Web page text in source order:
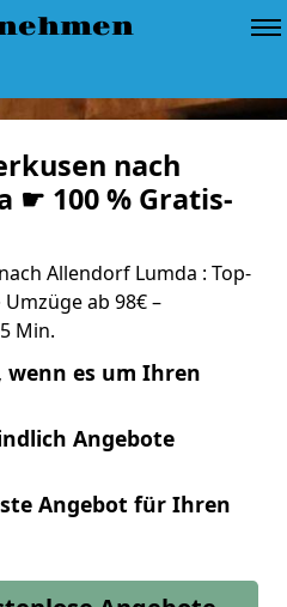
nach
☛ 100 % Gratis-
Allendorf Lumda : Top-
ab 98€ –
Min.
es um Ihren
Angebote
Angebot für Ihren